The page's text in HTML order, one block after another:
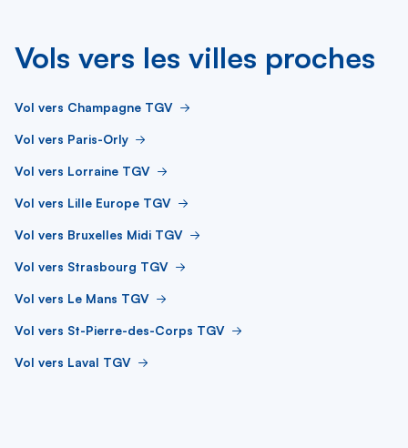
Vols vers les villes proches
Vol vers Champagne TGV
Vol vers Paris-Orly
Vol vers Lorraine TGV
Vol vers Lille Europe TGV
Vol vers Bruxelles Midi TGV
Vol vers Strasbourg TGV
Vol vers Le Mans TGV
Vol vers St-Pierre-des-Corps TGV
Vol vers Laval TGV